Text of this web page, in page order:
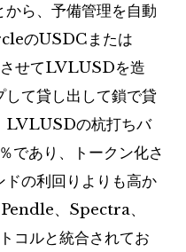
ら、予備管理を自動
のUSDCまたは
せてLVLUSDを造
して貸し出して鎖で貸
LVLUSDの杭打ちバ
であり、トークン化さ
の利回りよりも高か
、Spectra、
ルと統合されてお